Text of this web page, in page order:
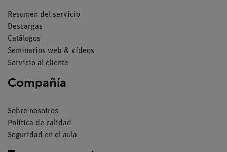
Resumen del servicio
Descargas
Catálogos
Seminarios web & vídeos
Servicio al cliente
Compañía
Sobre nosotros
Política de calidad
Seguridad en el aula